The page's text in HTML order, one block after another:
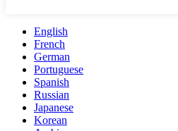
English
French
German
Portuguese
Spanish
Russian
Japanese
Korean